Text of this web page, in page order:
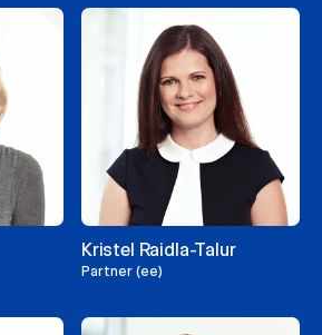
Kristel Raidla-Talur
Partner (ee)